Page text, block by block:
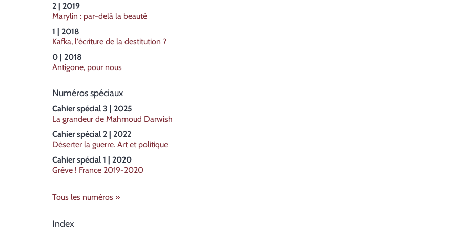
2 | 2019
Marylin : par-delà la beauté
1 | 2018
Kafka, l'écriture de la destitution ?
0 | 2018
Antigone, pour nous
Numéros spéciaux
Cahier spécial 3 | 2025
La grandeur de Mahmoud Darwish
Cahier spécial 2 | 2022
Déserter la guerre. Art et politique
Cahier spécial 1 | 2020
Grève ! France 2019-2020
Tous les numéros
Index